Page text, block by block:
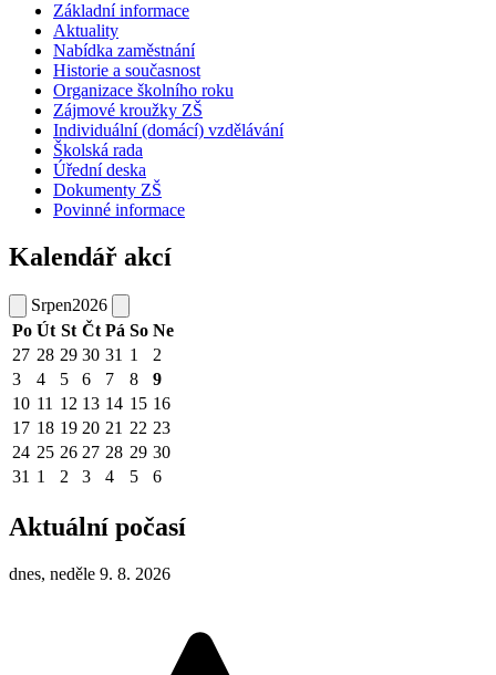
Základní informace
Aktuality
Nabídka zaměstnání
Historie a současnost
Organizace školního roku
Zájmové kroužky ZŠ
Individuální (domácí) vzdělávání
Školská rada
Úřední deska
Dokumenty ZŠ
Povinné informace
Kalendář akcí
Srpen2026
Po Út St Čt Pá So Ne
27 28 29 30 31 1
2
3
4 5 6 7 8
9
10 11 12 13 14 15 16
17 18 19 20 21 22 23
24 25 26 27 28 29 30
31 1 2 3 4 5 6
Aktuální počasí
dnes, neděle 9. 8. 2026